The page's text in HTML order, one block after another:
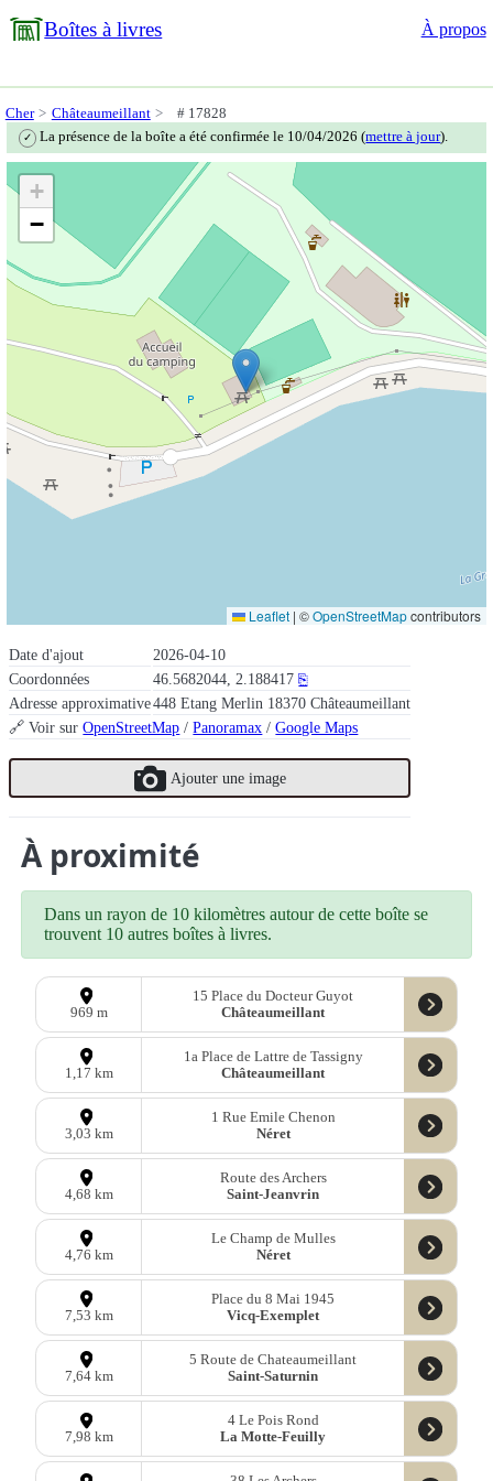
Boîtes à livres À propos
Cher Châteaumeillant # 17828
✓ La présence de la boîte a été confirmée le 10/04/2026 (mettre à jour).
Date d'ajout
2026-04-10
Coordonnées
46.5682044, 2.188417 ⎘
Adresse approximative448 Etang Merlin 18370 Châteaumeillant
🔗 Voir surOpenStreetMap /Panoramax /Google Maps
Ajouter une image
+
−
Leaflet | ©OpenStreetMapcontributors
À proximité
Dans un rayon de 10 kilomètres autour de cette boîte se
trouvent 10 autres boîtes à livres.
969 m
15 Place du Docteur Guyot
Châteaumeillant
1,17 km
1a Place de Lattre de Tassigny
Châteaumeillant
3,03 km
1 Rue Emile Chenon
Néret
4,68 km
Route des Archers
Saint-Jeanvrin
4,76 km
Le Champ de Mulles
Néret
7,53 km
Place du 8 Mai 1945
Vicq-Exemplet
7,64 km
5 Route de Chateaumeillant
Saint-Saturnin
7,98 km
4 Le Pois Rond
La Motte-Feuilly